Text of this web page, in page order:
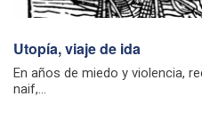
Utopía, viaje de ida
En años de miedo y violencia,
naif,...